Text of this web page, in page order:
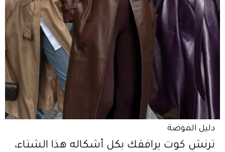
دليل الموضة
ترنش كوت يرافقك بكل أشكاله هذا الشتاء،